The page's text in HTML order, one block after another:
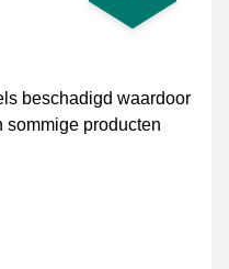
beschadigd waardoor
producten